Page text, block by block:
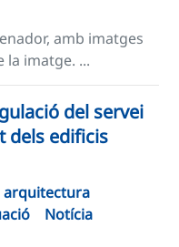
amb imatges
imatge. ...
del servei
dels edificis
arquitectura
Notícia